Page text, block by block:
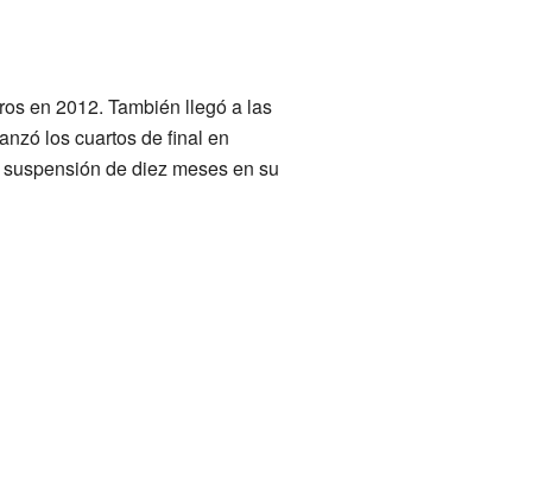
en 2012. También llegó a las
los cuartos de final en
de diez meses en su